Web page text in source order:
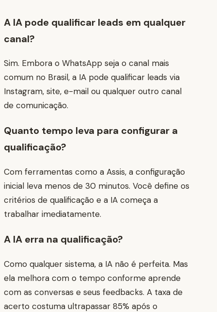
A IA pode qualificar leads em qualquer
canal?
Sim. Embora o WhatsApp seja o canal mais
comum no Brasil, a IA pode qualificar leads via
Instagram, site, e-mail ou qualquer outro canal
de comunicação.
Quanto tempo leva para configurar a
qualificação?
Com ferramentas como a Assis, a configuração
inicial leva menos de 30 minutos. Você define os
critérios de qualificação e a IA começa a
trabalhar imediatamente.
A IA erra na qualificação?
Como qualquer sistema, a IA não é perfeita. Mas
ela melhora com o tempo conforme aprende
com as conversas e seus feedbacks. A taxa de
acerto costuma ultrapassar 85% após o